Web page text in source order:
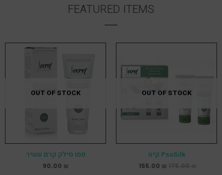
FEATURED ITEMS
OUT OF STOCK
PsoSilk קיט
₪
155.00
OUT OF STOCK
פסו סילק קרם עשיר
₪
90.00